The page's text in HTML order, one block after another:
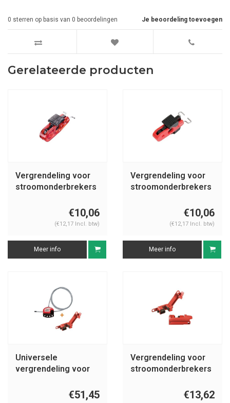
Je beoordeling toevoegen
0 sterren op basis van 0 beoordelingen
Gerelateerde producten
Vergrendeling voor
stroomonderbrekers
€10,06
(€12,17 Incl. btw)
Meer info
Vergrendeling voor
stroomonderbrekers
€10,06
(€12,17 Incl. btw)
Meer info
Universele
vergrendeling voor
€51,45
Vergrendeling voor
stroomonderbrekers
€13,62